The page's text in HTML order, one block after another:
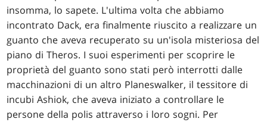
insomma, lo sapete. L'ultima volta che abbiamo
incontrato Dack, era finalmente riuscito a realizzare un
guanto che aveva recuperato su un'isola misteriosa del
piano di Theros. I suoi esperimenti per scoprire le
proprietà del guanto sono stati però interrotti dalle
macchinazioni di un altro Planeswalker, il tessitore di
incubi Ashiok, che aveva iniziato a controllare le
persone della polis attraverso i loro sogni. Per